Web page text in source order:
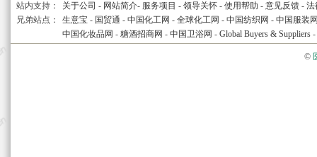
站内支持： 关于公司 - 网站简介- 服务项目 - 领导关怀 - 使用帮助 - 意见反馈 - 法
兄弟站点：
生意宝 - 国贸通 - 中国化工网 - 全球化工网 - 中国纺织网 - 中国服装
中国化妆品网 - 糖酒招商网 - 中国卫浴网 - Global Buyers & Suppliers -
©